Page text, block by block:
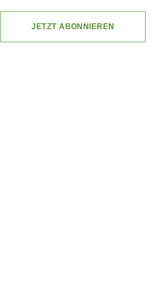
JETZT ABONNIEREN